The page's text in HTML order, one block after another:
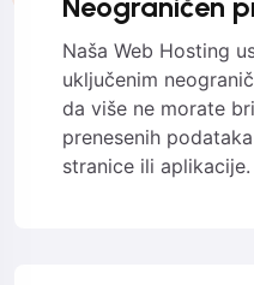
Naša Web Hosting
uključenim
da više ne morate
prenesenih
stranice ili aplikacije.